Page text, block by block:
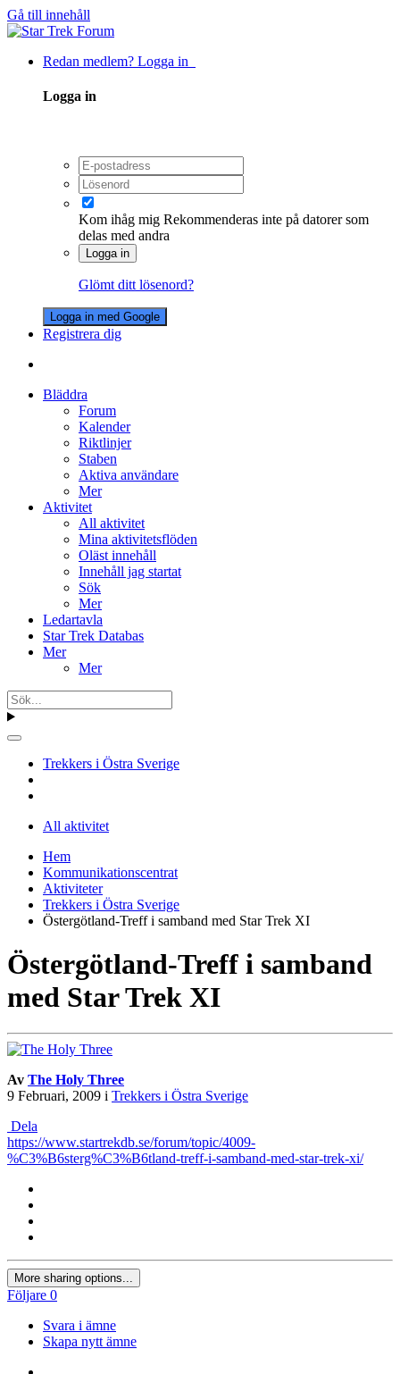
Gå till innehåll
Redan medlem? Logga in
Logga in
Kom ihåg mig Rekommenderas inte på datorer som
delas med andra
Logga in
Glömt ditt lösenord?
Logga in med Google
Registrera dig
Bläddra
Forum
Kalender
Riktlinjer
Staben
Aktiva användare
Mer
Aktivitet
All aktivitet
Mina aktivitetsflöden
Oläst innehåll
Innehåll jag startat
Sök
Mer
Ledartavla
Star Trek Databas
Mer
Mer
Trekkers i Östra Sverige
All aktivitet
Hem
Kommunikationscentrat
Aktiviteter
Trekkers i Östra Sverige
Östergötland-Treff i samband med Star Trek XI
Östergötland-Treff i samband
med Star Trek XI
Av The Holy Three
9 Februari, 2009 i Trekkers i Östra Sverige
Dela
https://www.startrekdb.se/forum/topic/4009-
%C3%B6sterg%C3%B6tland-treff-i-samband-med-star-trek-xi/
More sharing options...
Följare 0
Svara i ämne
Skapa nytt ämne